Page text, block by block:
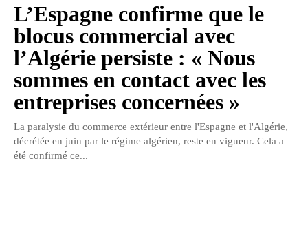
L’Espagne confirme que le
blocus commercial avec
l’Algérie persiste : « Nous
sommes en contact avec les
entreprises concernées »
La paralysie du commerce extérieur entre l'Espagne et l'Algérie,
décrétée en juin par le régime algérien, reste en vigueur. Cela a
été confirmé ce...